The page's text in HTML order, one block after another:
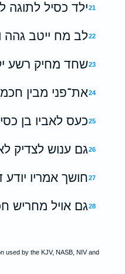
21ילד כסיל לתוגה
22לב מח ייטב גהה
23שחד מחיק רשע
24את־פני מבין
25כעס לאביו בן
26גם ענוש לצדיק
27חושך אמריו
28גם אויל מחריש
used by the KJV, NASB, NIV and